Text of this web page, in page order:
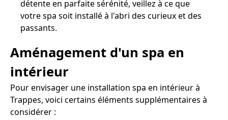
détente en parfaite sérénité, veillez à ce que
votre spa soit installé à l'abri des curieux et des
passants.
Aménagement d'un spa en
intérieur
Pour envisager une installation spa en intérieur à
Trappes, voici certains éléments supplémentaires à
considérer :